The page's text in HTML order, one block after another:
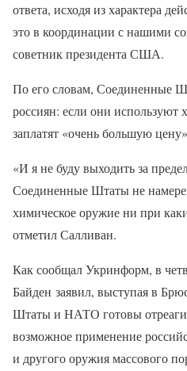
ответа, исходя из характера
это в координации с нашими
советник президента США.
По его словам, Соединенные
россиян: если они используют
заплатят «очень большую
«И я не буду выходить за
Соединенные Штаты не
химическое оружие ни при
отметил Салливан.
Как сообщал Укринформ, в
Байден заявил, выступая в
Штаты и НАТО готовы
возможное применение
и другого оружия массового